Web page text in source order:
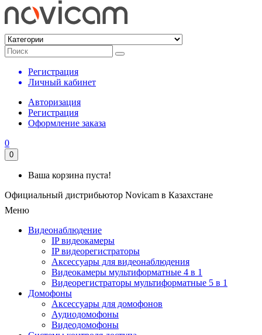
Регистрация
Личный кабинет
Авторизация
Регистрация
Оформление заказа
0
0
Ваша корзина пуста!
Официальный дистрибьютор Novicam в Казахстане
Меню
Видеонаблюдение
IP видеокамеры
IP видеорегистраторы
Аксессуары для видеонаблюдения
Видеокамеры мультиформатные 4 в 1
Видеорегистраторы мультиформатные 5 в 1
Домофоны
Аксессуары для домофонов
Аудиодомофоны
Видеодомофоны